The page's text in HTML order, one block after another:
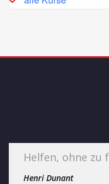
Helfen, ohne zu
Henri Dunant